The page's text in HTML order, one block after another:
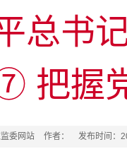
总书
把握
委网站 作者： 发布时间：